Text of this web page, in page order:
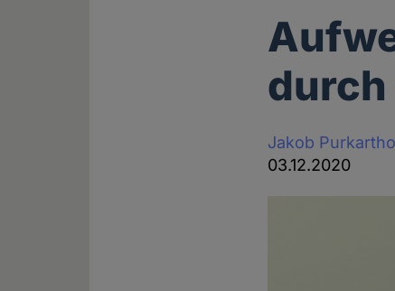
Jakob
03.12.2020